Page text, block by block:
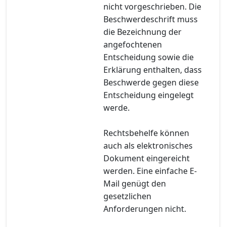
nicht vorgeschrieben. Die
Beschwerdeschrift muss
die Bezeichnung der
angefochtenen
Entscheidung sowie die
Erklärung enthalten, dass
Beschwerde gegen diese
Entscheidung eingelegt
werde.
Rechtsbehelfe können
auch als elektronisches
Dokument eingereicht
werden. Eine einfache E-
Mail genügt den
gesetzlichen
Anforderungen nicht.